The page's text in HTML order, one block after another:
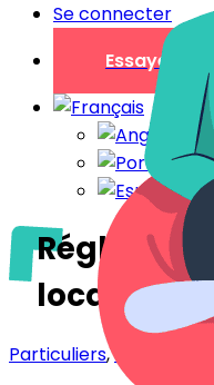
Se connecter
Essayer
locations
Particuliers,